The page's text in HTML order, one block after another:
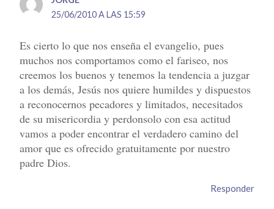
25/06/2010 A LAS 15:59
Es cierto lo que nos enseña el evangelio, pues
muchos nos comportamos como el fariseo, nos
creemos los buenos y tenemos la tendencia a juzgar
a los demás, Jesús nos quiere humildes y dispuestos
a reconocernos pecadores y limitados, necesitados
de su misericordia y perdonsolo con esa actitud
vamos a poder encontrar el verdadero camino del
amor que es ofrecido gratuitamente por nuestro
padre Dios.
Responder